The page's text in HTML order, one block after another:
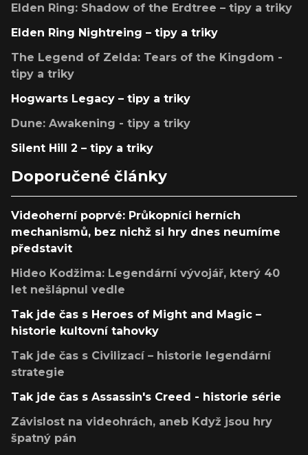
Elden Ring: Shadow of the Erdtree – tipy a triky
Elden Ring Nightreing – tipy a triky
The Legend of Zelda: Tears of the Kingdom -
tipy a triky
Hogwarts Legacy – tipy a triky
Dune: Awakening - tipy a triky
Silent Hill 2 – tipy a triky
Doporučené články
Videoherní poprvé: Průkopníci herních
mechanismů, bez nichž si hry dnes neumíme
představit
Hideo Kodžima: Legendární vývojář, který 40
let nešlápnul vedle
Tak jde čas s Heroes of Might and Magic –
historie kultovní tahovky
Tak jde čas s Civilizací – historie legendární
strategie
Tak jde čas s Assassin's Creed - historie série
Závislost na videohrách, aneb Když jsou hry
špatný pán